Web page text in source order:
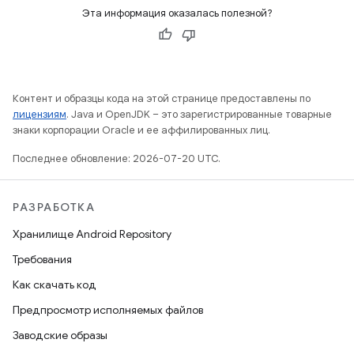
Эта информация оказалась полезной?
Контент и образцы кода на этой странице предоставлены по
лицензиям. Java и OpenJDK – это зарегистрированные товарные
знаки корпорации Oracle и ее аффилированных лиц.
Последнее обновление: 2026-07-20 UTC.
РАЗРАБОТКА
Хранилище Android Repository
Требования
Как скачать код
Предпросмотр исполняемых файлов
Заводские образы